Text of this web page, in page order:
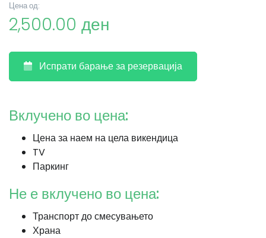
Цена од:
2,500.00 ден
Испрати барање за резервација
Вклучено во цена:
Цена за наем на цела викендица
TV
Паркинг
Не е вклучено во цена:
Транспорт до смесувањето
Храна